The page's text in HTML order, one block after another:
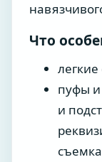
Что
пуфы и
и